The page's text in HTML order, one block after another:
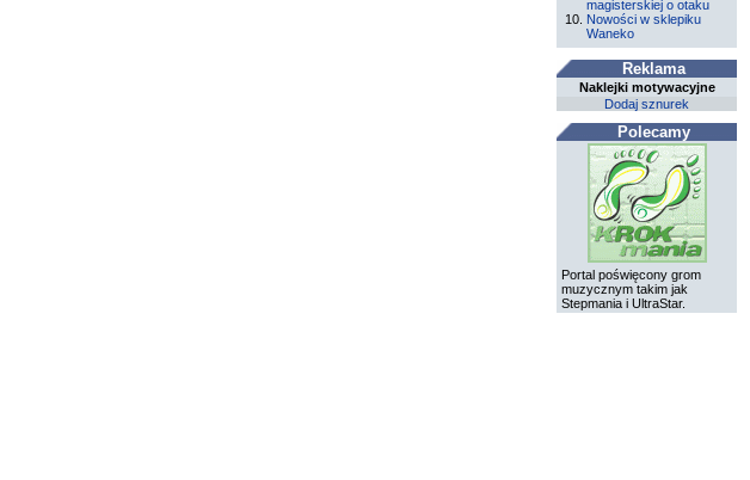
magisterskiej o otaku
Nowości w sklepiku
Waneko
Reklama
Naklejki motywacyjne
Dodaj sznurek
Polecamy
Portal poświęcony grom
muzycznym takim jak
Stepmania i UltraStar.